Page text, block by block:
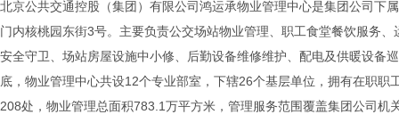
北京公共交通控股（集团）有限公司鸿运承物业管理中心是集团公司下
门内核桃园东街3号。主要负责公交场站物业管理、职工食堂餐饮服务
安全守卫、场站房屋设施中小修、后勤设备维修维护、配电及供暖设备
底，物业管理中心共设12个专业部室，下辖26个基层单位，拥有在职
208处，物业管理总面积783.1万平方米，管理服务范围覆盖集团公司机